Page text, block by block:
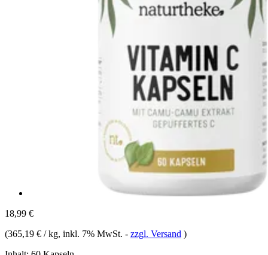
18,99 €
(365,19 € / kg, inkl. 7% MwSt. - zzgl. Versand )